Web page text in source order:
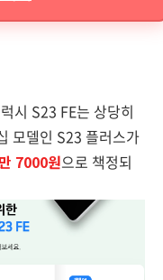
시 S23 FE는 상당히
모델인 S23 플러스가
7000원으로 책정되